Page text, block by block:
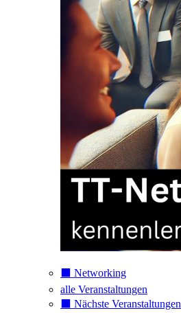
⬛️ Networking
alle Veranstaltungen
⬛️ Nächste Veranstaltungen